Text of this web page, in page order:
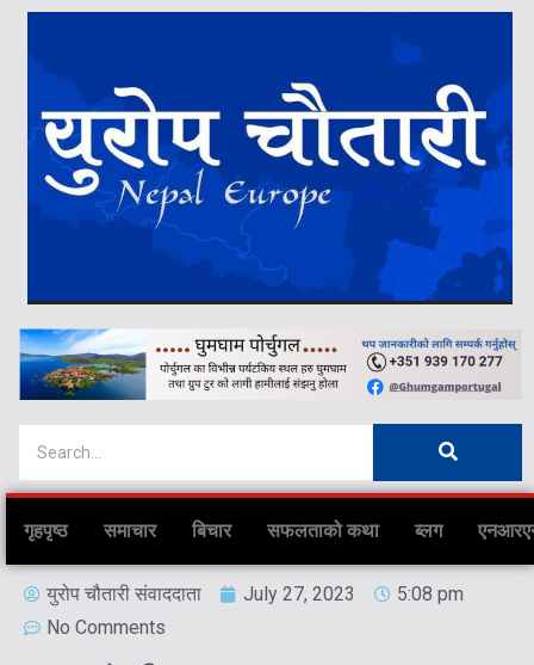
गृहपृष्ठ समाचार बिचार सफलताको कथा ब्लग
युरोप चौतारी संवाददाता July 27, 2023
5:08 pm
No Comments